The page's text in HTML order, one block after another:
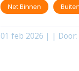
Net Binnen
01 feb 2026 | | Door: